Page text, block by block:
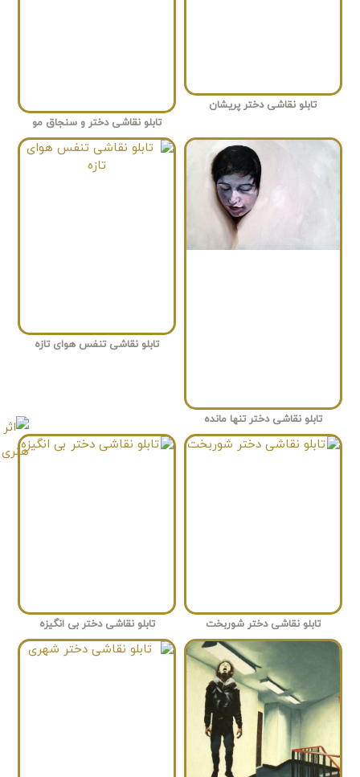
تابلو نقاشی دختر پریشان
تابلو نقاشی دختر و سنجاق مو
تابلو نقاشی دختر تنها مانده
تابلو نقاشی تنفس هوای تازه
تابلو نقاشی دختر شوربخت تابلو نقاشی دختر بی انگیزه